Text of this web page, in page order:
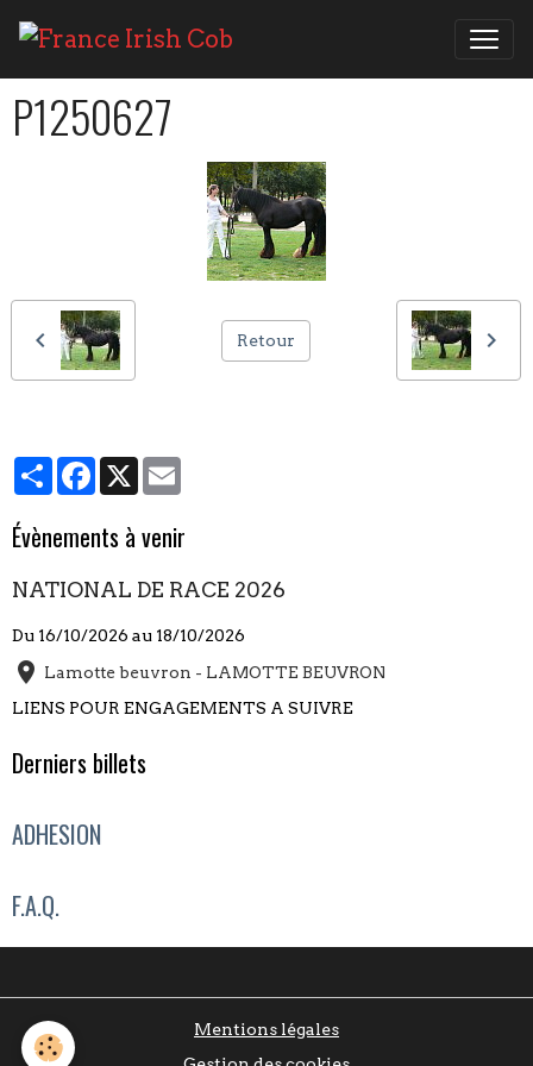
P1250627
Retour
PartagerFacebook
X
Évènements à venir
NATIONAL DE RACE 2026
Du 16/10/2026 au 18/10/2026
Lamotte beuvron - LAMOTTE BEUVRON
LIENS POUR ENGAGEMENTS A SUIVRE
Derniers billets
ADHESION
F.A.Q.
Mentions légales